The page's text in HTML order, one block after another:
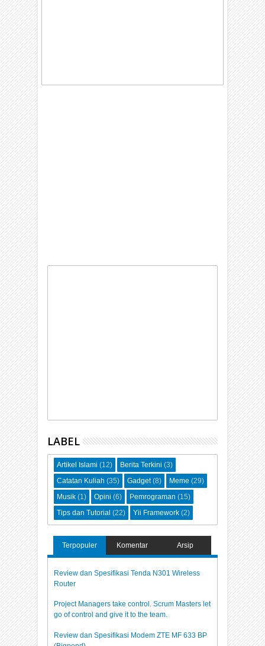
LABEL
Artikel Islami (12) Berita Terkini (3)
Catatan Kuliah (35) Gadget (8) Meme (29)
Musik (1) Opini (6) Pemrograman (15)
Tips dan Tutorial (22) Yii Framework (2)
Terpopuler Komentar Arsip
Review dan Spesifikasi Tenda N301 Wireless
Router
Project Managers take control. Scrum Masters let
go of control and give it to the team.
Review dan Spesifikasi Modem ZTE MF 633 BP